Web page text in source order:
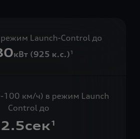
Launch-Control до
кВт (925 к.с.) 1
100 км/ч) в режим Launch
Control до
2.5сек1